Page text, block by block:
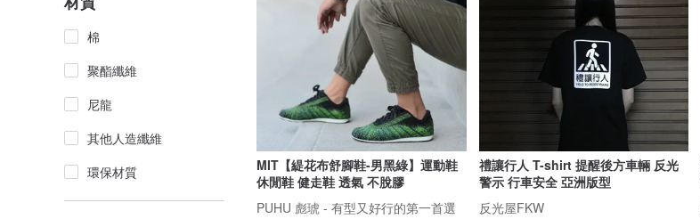
棉
聚酯纖維
尼龍
其他人造纖維
環保材質
MIT【緹花布舒腳鞋-男黑綠】運動鞋
休閒鞋 健走鞋 透氣 不脫膠
PUHU 彪琥 - 有型又好行的第一首選
禮讓行人 T-shirt 提醒後方車輛 反光
警示 行車安全 亞洲版型
反光屋FKW